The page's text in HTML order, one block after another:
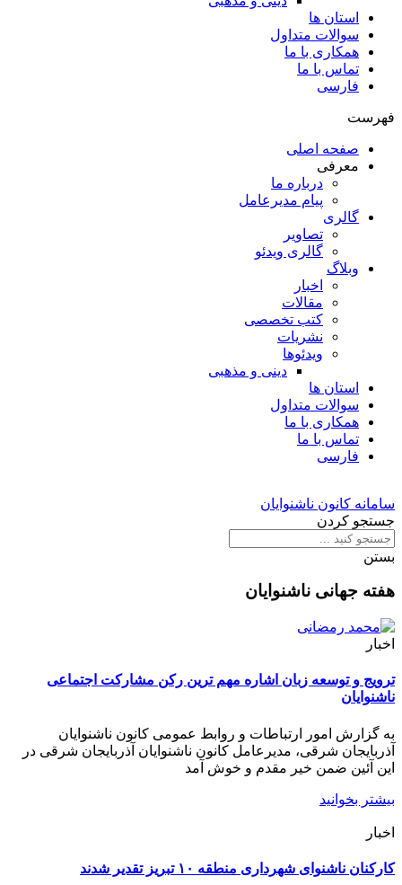
استان ها
سوالات متداول
همکاری با ما
تماس با ما
فارسی
فهرست
صفحه اصلی
معرفی
درباره ما
پیام مدیرعامل
گالری
تصاویر
گالری ویدئو
وبلاگ
اخبار
مقالات
کتب تخصصی
نشریات
ویدئوها
دینی و مذهبی
استان ها
سوالات متداول
همکاری با ما
تماس با ما
فارسی
سامانه کانون ناشنوایان
جستجو کردن
بستن
هفته جهانی ناشنوایان
اخبار
ترویج و توسعه زبان اشاره مهم ترین رکن مشارکت اجتماعی
ناشنوایان
به گزارش امور ارتباطات و روابط عمومی کانون ناشنوایان
آذربایجان شرقی، مدیرعامل کانون ناشنوایان آذربایجان شرقی در
این آئین ضمن خیر مقدم و خوش آمد
بیشتر بخوانید
اخبار
کارکنان ناشنوای شهرداری منطقه ۱۰ تبریز تقدیر شدند